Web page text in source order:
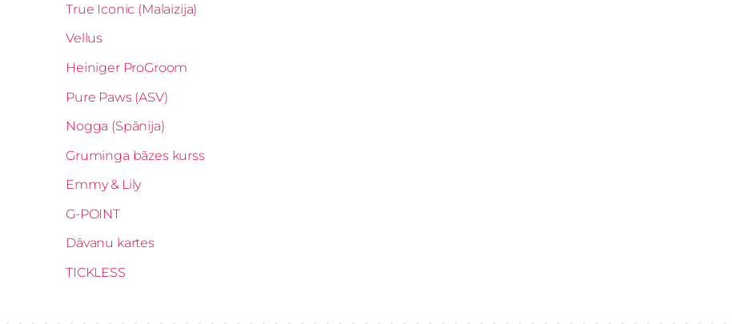
True Iconic (Malaizija)
Vellus
Heiniger ProGroom
Pure Paws (ASV)
Nogga (Spānija)
Gruminga bāzes kurss
Emmy & Lily
G-POINT
Dāvanu kartes
TICKLESS